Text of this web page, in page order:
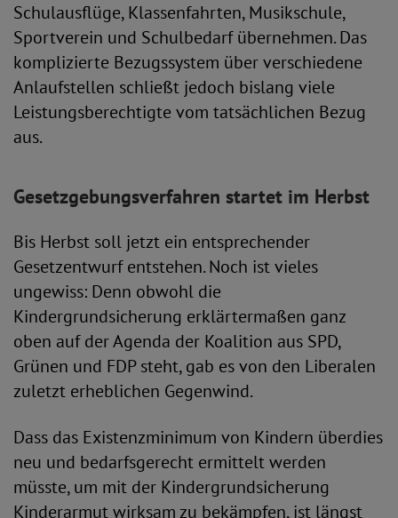
Schulausflüge, Klassenfahrten, Musikschule,
Sportverein und Schulbedarf übernehmen. Das
komplizierte Bezugssystem über verschiedene
Anlaufstellen schließt jedoch bislang viele
Leistungsberechtigte vom tatsächlichen Bezug
aus.
Gesetzgebungsverfahren startet im Herbst
Bis Herbst soll jetzt ein entsprechender
Gesetzentwurf entstehen. Noch ist vieles
ungewiss: Denn obwohl die
Kindergrundsicherung erklärtermaßen ganz
oben auf der Agenda der Koalition aus SPD,
Grünen und FDP steht, gab es von den Liberalen
zuletzt erheblichen Gegenwind.
Dass das Existenzminimum von Kindern überdies
neu und bedarfsgerecht ermittelt werden
müsste, um mit der Kindergrundsicherung
Kinderarmut wirksam zu bekämpfen, ist längst